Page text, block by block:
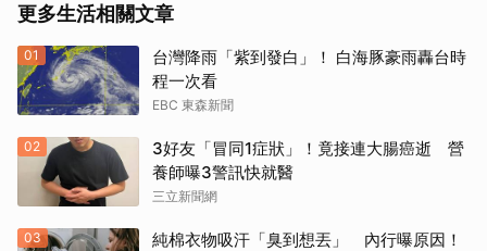
更多生活相關文章
01
台灣降雨「紫到發白」！ 白海豚豪雨轟台時
程一次看
EBC 東森新聞
02
3好友「冒同1症狀」！竟接連大腸癌逝 營
養師曝3警訊快就醫
三立新聞網
03
純棉衣物吸汗「臭到想丟」 內行曝原因！